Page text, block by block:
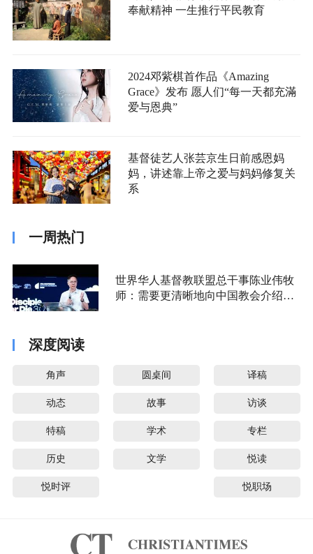
奉献精神 一生推行平民教育
2024邓紫棋首作品《Amazing
Grace》发布 愿人们“每一天都充滿
爱与恩典”
基督徒艺人张芸京生日前感恩妈
妈，讲述靠上帝之爱与妈妈修复关
系
一周热门
世界华人基督教联盟总干事陈业伟牧
师：需要更清晰地向中国教会介绍福
深度阅读
角声 圆桌间 译稿
动态 故事 访谈
特稿 学术 专栏
历史 文学 悦读
悦时评 悦职场